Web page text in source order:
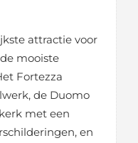
attractie voor
mooiste
Fortezza
de Duomo
met een
en